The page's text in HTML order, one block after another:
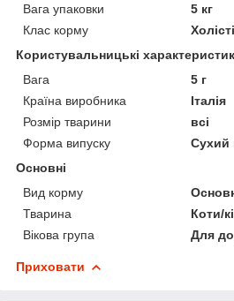
Вага упаковки
5 кг
Клас корму
Користувальницькі
Вага
5 г
Країна виробника
Італія
Розмір тварини
всі
Форма випуску
Сухий
Основні
Вид корму
Тварина
Коти/
Вікова група
Для
Приховати